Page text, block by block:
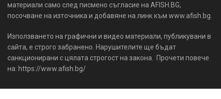
материали само след писмено съгласие на AFISH.BG,
посочване на източника и добавяне на линк към www.afish.bg.
Използването на графични и видео материали, публикувани в
сайта, е строго забранено. Нарушителите ще бъдат
санкционирани с цялата строгост на закона. Прочети повече
на: https://www.afish.bg/